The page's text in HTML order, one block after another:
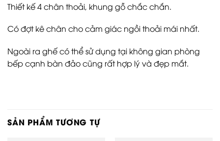
Thiết kế 4 chân thoải, khung gỗ chắc chắn.
Có đợt kê chân cho cảm giác ngồi thoải mái nhất.
Ngoài ra ghế có thể sử dụng tại không gian phòng
bếp cạnh bàn đảo cũng rất hợp lý và đẹp mắt.
SẢN PHẨM TƯƠNG TỰ